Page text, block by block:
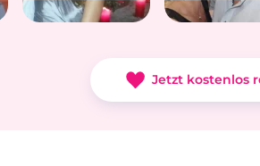
Jetzt kostenlos